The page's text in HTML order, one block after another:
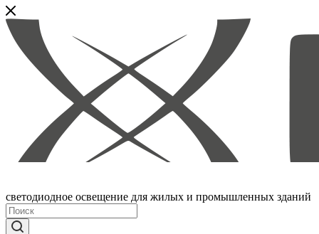
светодиодное освещение для жилых и промышленных зданий